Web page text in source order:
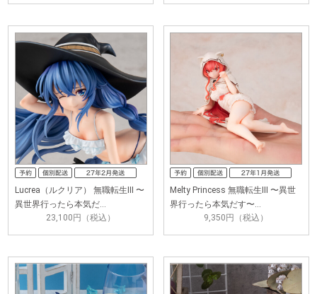
Lucrea（ルクリア） 無職転生III 〜
異世界行ったら本気だ…
23,100円（税込）
Melty Princess 無職転生III 〜異世
界行ったら本気だす〜…
9,350円（税込）